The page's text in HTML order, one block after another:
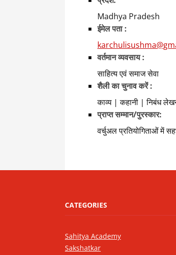
Madhya Pradesh
ईमेल पता :
वर्तमान व्यवसाय :
साहित्य एवं समाज सेवा
शैली का चुनाव करें :
काव्य | कहानी | निबंध
प्राप्त सम्मान/पुरस्कार:
वर्चुअल प्रतियोगिताओं में
CATEGORIES
Sahitya Academy
Sakshatkar